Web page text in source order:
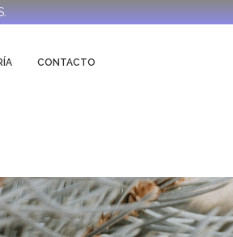
CONTACTO